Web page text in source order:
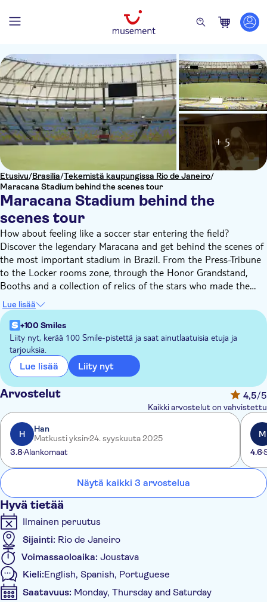
Etusivu/Brasilia/Tekemistä kaupungissa Rio de Janeiro/
Maracana Stadium behind the scenes tour
Maracana Stadium behind the
scenes tour
+ 5
How about feeling like a soccer star entering the field?
Discover the legendary Maracana and get behind the scenes of
the most important stadium in Brazil. From the Press-Tribune
to the Locker rooms zone, through the Honor Grandstand,
Booths and a collection of relics of the stars who made the
history of the temple of world football. Get ready for an
exciting journey, exploring its history with videos, sounds and
different experiences that will last forever in your memory.
It is not every Stadium that has seen two World Cup Finals!
There is a lot of history and excitement in the air. You don't
have to Imagine how the World's biggest stars such as Zico,
Pelé and Garrincha here, you can feel it too!
Lue lisää
+100 Smiles
Liity nyt, kerää 100 Smile-pistettä ja saat ainutlaatuisia etuja ja
tarjouksia.
Lue lisää Liity nyt
Arvostelut 4,5/5
Kaikki arvostelut on vahvistettu
H
Han
Matkusti yksin24. syyskuuta 2025
3.8Alankomaat
M
4.6
Näytä kaikki 3 arvostelua
Hyvä tietää
Ilmainen peruutus
Sijainti: Rio de Janeiro
Voimassaoloaika: Joustava
Kieli:English, Spanish, Portuguese
Saatavuus: Monday, Thursday and Saturday